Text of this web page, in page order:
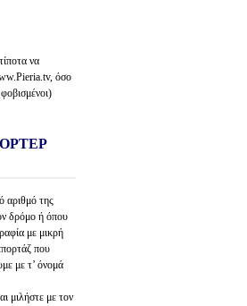
να
όσο
αριθμό της
δρόμο ή όπου
με μικρή
που
με τ’ όνομά
μιλήστε με τον